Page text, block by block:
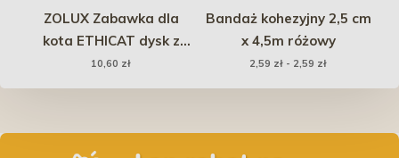
ZOLUX Zabawka dla
kota ETHICAT dysk z
tektury i piórka
10,60 zł
Bandaż kohezyjny 2,5 cm
x 4,5m różowy
2,59 zł - 2,59 zł